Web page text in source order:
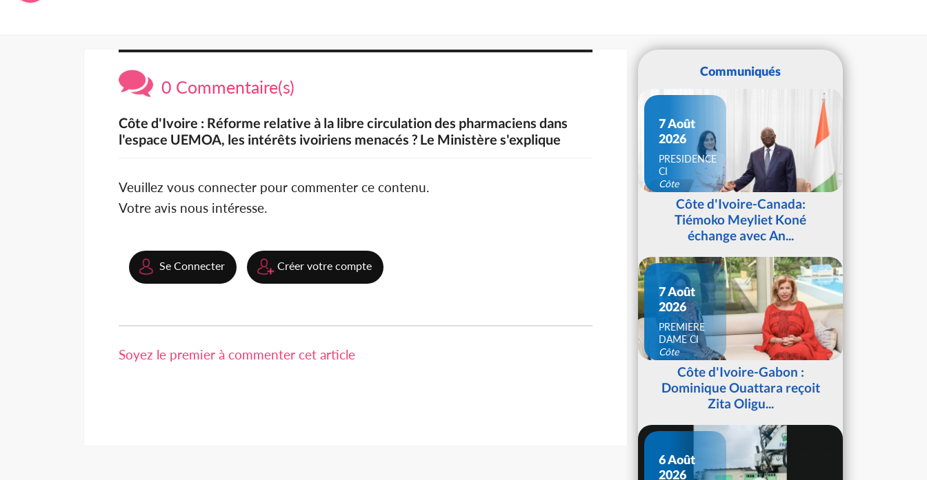
0 Commentaire(s)
Côte d'Ivoire : Réforme relative à la libre circulation des pharmaciens dans
l'espace UEMOA, les intérêts ivoiriens menacés ? Le Ministère s'explique
Veuillez vous connecter pour commenter ce contenu.
Votre avis nous intéresse.
Se Connecter Créer votre compte
Soyez le premier à commenter cet article
Communiqués
7 Août
2026
PRESIDENCE
CI
Côte
d'IvoireCôte d'Ivoire-Canada:
Tiémoko Meyliet Koné
échange avec An...
7 Août
2026
PREMIERE
DAME CI
Côte
d'IvoireCôte d'Ivoire-Gabon :
Dominique Ouattara reçoit
Zita Oligu...
6 Août
2026